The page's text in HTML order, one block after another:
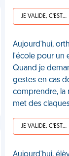
JE VALIDE, C'EST UNE VDM
Aujourd'hui,
l'école pour un
Quand je
gestes en cas
comprendre, la
met des
JE VALIDE, C'EST UNE VDM